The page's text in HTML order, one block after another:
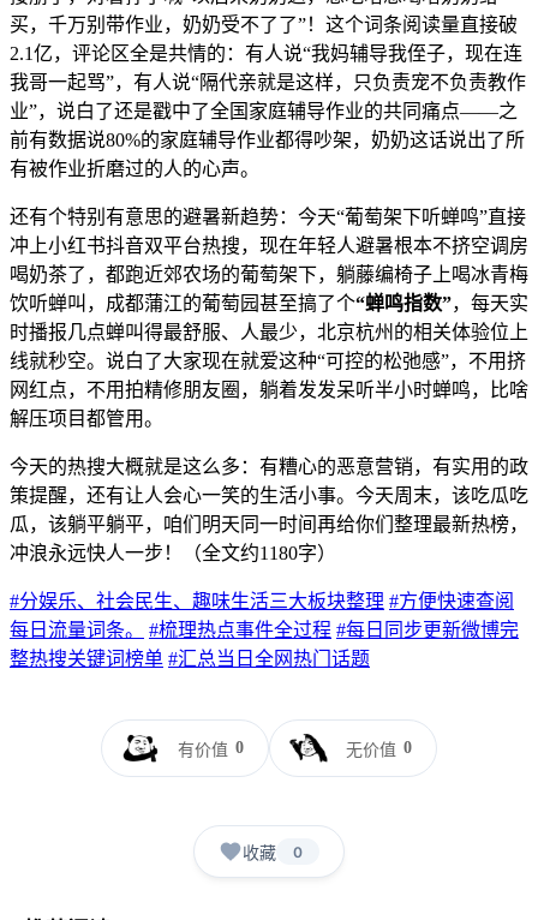
买，千万别带作业，奶奶受不了了”！这个词条阅读量直接破
2.1亿，评论区全是共情的：有人说“我妈辅导我侄子，现在连
我哥一起骂”，有人说“隔代亲就是这样，只负责宠不负责教作
业”，说白了还是戳中了全国家庭辅导作业的共同痛点——之
前有数据说80%的家庭辅导作业都得吵架，奶奶这话说出了所
有被作业折磨过的人的心声。
还有个特别有意思的避暑新趋势：今天“葡萄架下听蝉鸣”直接
冲上小红书抖音双平台热搜，现在年轻人避暑根本不挤空调房
喝奶茶了，都跑近郊农场的葡萄架下，躺藤编椅子上喝冰青梅
饮听蝉叫，成都蒲江的葡萄园甚至搞了个“蝉鸣指数”，每天实
时播报几点蝉叫得最舒服、人最少，北京杭州的相关体验位上
线就秒空。说白了大家现在就爱这种“可控的松弛感”，不用挤
网红点，不用拍精修朋友圈，躺着发发呆听半小时蝉鸣，比啥
解压项目都管用。
今天的热搜大概就是这么多：有糟心的恶意营销，有实用的政
策提醒，还有让人会心一笑的生活小事。今天周末，该吃瓜吃
瓜，该躺平躺平，咱们明天同一时间再给你们整理最新热榜，
冲浪永远快人一步！（全文约1180字）
#分娱乐、社会民生、趣味生活三大板块整理 #方便快速查阅
每日流量词条。
#梳理热点事件全过程 #每日同步更新微博完
整热搜关键词榜单 #汇总当日全网热门话题
有价值 0 无价值 0
收藏 0